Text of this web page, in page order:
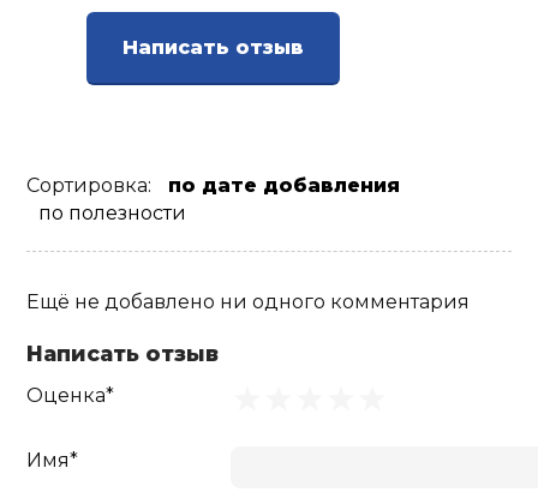
Аксессуары
Написать отзыв
Сортировка:
по дате добавления
по полезности
Ещё не добавлено ни одного комментария
Написать отзыв
Оценка*
Имя*